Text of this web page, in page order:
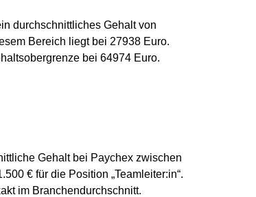
durchschnittliches Gehalt von
Bereich liegt bei 27938 Euro.
bei 64974 Euro.
Gehalt bei Paychex zwischen
€ für die Position „Teamleiter:in“.
im Branchendurchschnitt.